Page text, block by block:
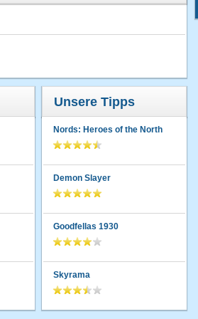
Unsere Tipps
Nords: Heroes of the North
Demon Slayer
Goodfellas 1930
Skyrama